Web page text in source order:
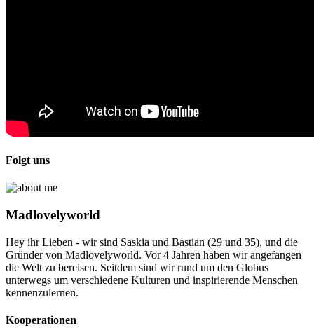
Folgt uns
Madlovelyworld
Hey ihr Lieben - wir sind Saskia und Bastian (29 und 35), und die
Gründer von Madlovelyworld. Vor 4 Jahren haben wir angefangen
die Welt zu bereisen. Seitdem sind wir rund um den Globus
unterwegs um verschiedene Kulturen und inspirierende Menschen
kennenzulernen.
Kooperationen